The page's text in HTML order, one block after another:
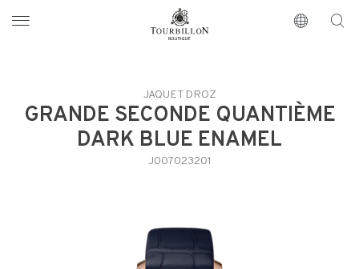
https://www.tourbillon.com/index.php/fr
JAQUET DROZ
GRANDE SECONDE QUANTIÈME
DARK BLUE ENAMEL
J007023201